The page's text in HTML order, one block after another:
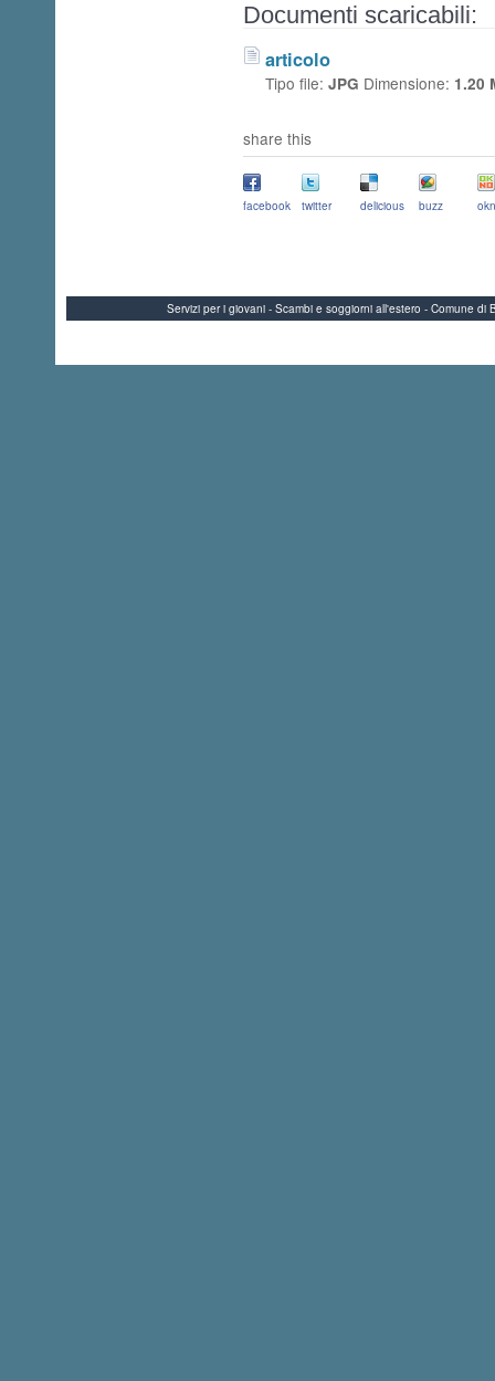
Documenti scaricabili:
articolo
Tipo file: JPG Dimensione: 1.20
share this
facebook twitter delicious buzz
Servizi per i giovani - Scambi e soggiorni all'estero - Comune